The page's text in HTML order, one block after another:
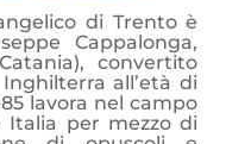
di Trento è
Cappalonga,
convertito
all’età di
lavora nel campo
Italia per mezzo di